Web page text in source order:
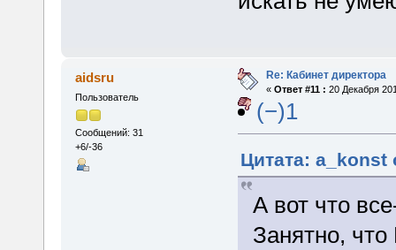
aidsru
Пользователь
Сообщений: 31
+6/-36
Re: Кабинет директора
« Ответ #11 : 20 Декабря
(−)1
Цитата: a_konst
А вот что
Занятно,